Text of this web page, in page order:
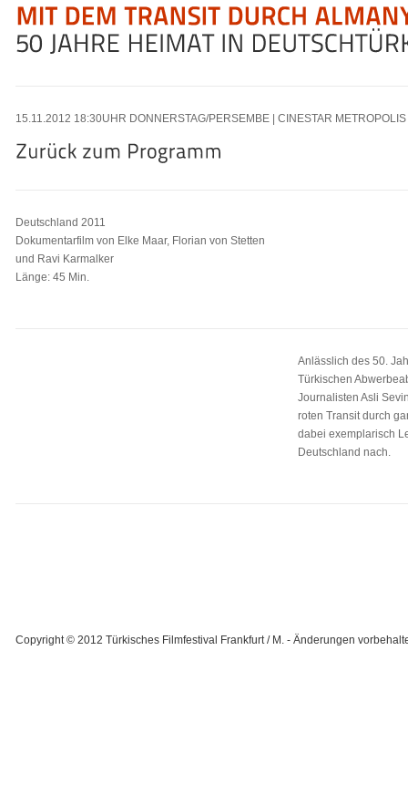
15.11.2012 18:30UHR DONNERSTAG/PERSEMBE | CINESTAR
Deutschland 2011
Dokumentarfilm von Elke Maar, Florian von Stetten
und Ravi Karmalker
Länge: 45 Min.
Anlässlich des 50.
Türkischen
Journalisten Asli
roten Transit durch
dabei exemplarisch
Deutschland nach.
Copyright © 2012 Türkisches Filmfestival Frankfurt / M. - Änderungen